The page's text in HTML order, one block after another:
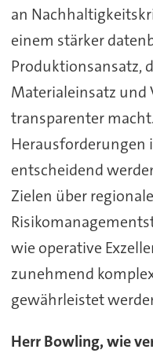
an
einem stärker
Produktionsansatz,
Materialeinsatz und
transparenter
Herausforderungen
entscheidend
Zielen über regionale
wie operative
zunehmend
gewährleistet
Herr Bowling, wie